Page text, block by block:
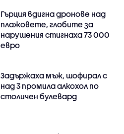
Гърция вдигна дронове над
плажовете, глобите за
нарушения стигнаха 73 000
евро
Задържаха мъж, шофирал с
над 3 промила алкохол по
столичен булевард